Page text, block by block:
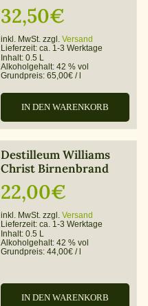
32,50€
inkl. MwSt. zzgl. Versand
Lieferzeit: ca. 1-3 Werktage
Inhalt: 0.5 L
Alkoholgehalt: 42 % vol
Grundpreis: 65,00€ /l
IN DEN WARENKORB
Destilleum Williams
Christ Birnenbrand
22,00€
inkl. MwSt. zzgl. Versand
Lieferzeit: ca. 1-3 Werktage
Inhalt: 0.5 L
Alkoholgehalt: 42 % vol
Grundpreis: 44,00€ /
IN DEN WARENKORB